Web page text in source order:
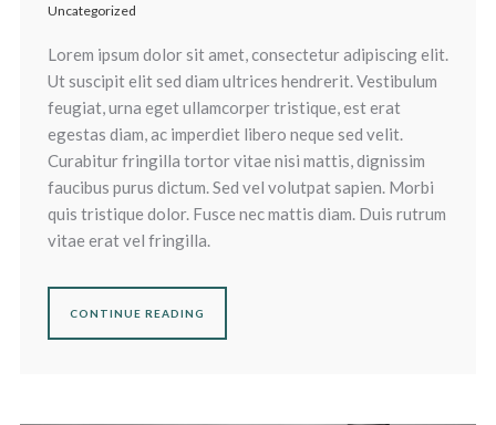
Uncategorized
Lorem ipsum dolor sit amet, consectetur adipiscing elit.
Ut suscipit elit sed diam ultrices hendrerit. Vestibulum
feugiat, urna eget ullamcorper tristique, est erat
egestas diam, ac imperdiet libero neque sed velit.
Curabitur fringilla tortor vitae nisi mattis, dignissim
faucibus purus dictum. Sed vel volutpat sapien. Morbi
quis tristique dolor. Fusce nec mattis diam. Duis rutrum
vitae erat vel fringilla.
CONTINUE READING